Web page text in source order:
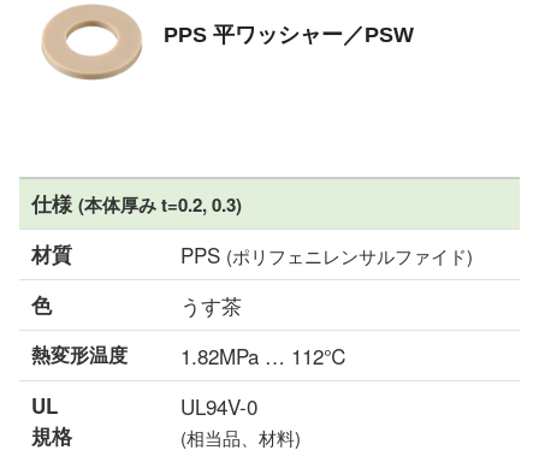
シリーズから探す
ご利用ガイド
お問い合わせ窓口
会社情報
PPS 平ワッシャー／PSW
仕様(本体厚み t=0.2, 0.3)
材質 PPS (ポリフェニレンサルファイド)
色 うす茶
熱変形温度 1.82MPa … 112℃
UL
規格
UL94V-0
(相当品、材料)